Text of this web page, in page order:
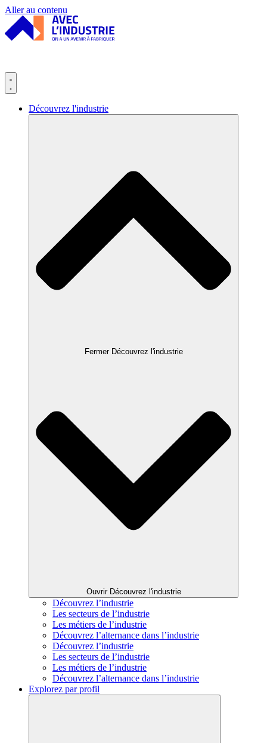
Panneau de gestion des cookies
Aller au contenu
Découvrez l'industrie
Fermer Découvrez l'industrie
Ouvrir Découvrez l'industrie
Découvrez l’industrie
Les secteurs de l’industrie
Les métiers de l’industrie
Découvrez l’alternance dans l’industrie
Découvrez l’industrie
Les secteurs de l’industrie
Les métiers de l’industrie
Découvrez l’alternance dans l’industrie
Explorez par profil